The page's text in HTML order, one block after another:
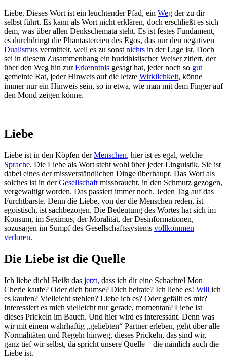
Liebe. Dieses Wort ist ein leuchtender Pfad, ein Weg der zu dir
selbst führt. Es kann als Wort nicht erklären, doch erschließt es sich
dem, was über allen Denkschemata steht. Es ist festes Fundament,
es durchdringt die Phantastereien des Egos, das nur den negativen
Dualismus vermittelt, weil es zu sonst nichts in der Lage ist. Doch
sei in diesem Zusammenhang ein buddhistischer Weiser zitiert, der
über den Weg hin zurErkenntnis gesagt hat, jeder noch so gut
gemeinte Rat, jeder Hinweis auf die letzte Wirklichkeit, könne
immer nur ein Hinweis sein, so in etwa, wie man mit dem Finger auf
den Mond zeigen könne.
Liebe
Liebe ist in den Köpfen derMenschen, hier ist es egal, welche
Sprache. Die Liebe als Wort steht wohl über jeder Linguistik. Sie ist
dabei eines der missverständlichen Dinge überhaupt. Das Wort als
solches ist in derGesellschaft missbraucht, in den Schmutz gezogen,
vergewaltigt worden. Das passiert immer noch. Jeden Tag auf das
Furchtbarste. Denn die Liebe, von der die Menschen reden, ist
egoistisch, ist sachbezogen. Die Bedeutung des Wortes hat sich im
Konsum, im Seximus, der Moralität, der Desinformationen,
sozusagen im Sumpf des Gesellschaftssystems vollkommen
verloren.
Die Liebe ist die Quelle
Ich liebe dich! Heißt das jetzt, dass ich dir eine Schachtel Mon
Cherie kaufe? Oder dich bumse? Dich heirate? Ich liebe es! Will ich
es kaufen? Vielleicht stehlen? Liebe ich es? Oder gefällt es mir?
Interessiert es mich vielleicht nur gerade, momentan? Liebe ist
dieses Prickeln im Bauch. Und hier wird es interessant. Denn was
wir mit einem wahrhaftig „geliebten“ Partner erleben, geht über alle
Normalitäten und Regeln hinweg, dieses Prickeln, das sind wir,
ganz tief wir selbst, da spricht unsere Quelle – die nämlich auch die
Liebe ist.